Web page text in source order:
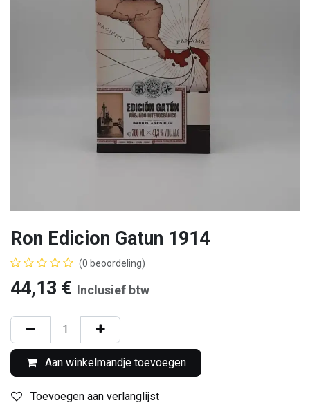
Ron Edicion Gatun 1914
(0 beoordeling)
44,13 € Inclusief btw
Aan winkelmandje toevoegen
Toevoegen aan verlanglijst